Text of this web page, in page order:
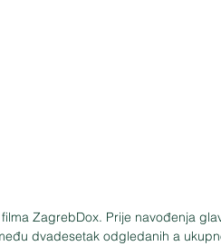
ZagrebDox. Prije navođenja
dvadesetak odgledanih a